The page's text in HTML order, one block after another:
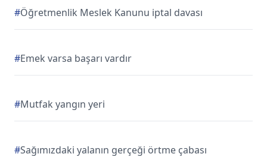
#Öğretmenlik Meslek Kanunu iptal davası
#Emek varsa başarı vardır
#Mutfak yangın yeri
#Sağımızdaki yalanın gerçeği örtme çabası